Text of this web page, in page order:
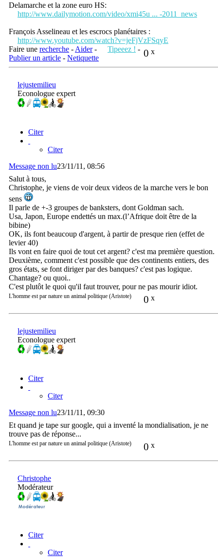
Delamarche et la zone euro HS:
http://www.dailymotion.com/video/xmi45u ... -2011_news
François Asselineau et les escrocs planétaires :
http://www.youtube.com/watch?v=jeFjVzFSqyE
0 x
Faire une recherche - Aider- Tipeeez ! -
Publier un article - Netiquette
lejustemilieu
Econologue expert
Citer
Citer
Message non lu23/11/11, 08:56
Salut à tous,
Christophe, je viens de voir deux videos de la marche vers le bon
sens
Il parle de +-3 groupes de banksters, dont Goldman sach.
Usa, Japon, Europe endettés un max.(l’Afrique doit être de la
bibine)
OK, ils font beaucoup d'argent, à partir de presque rien (effet de
levier 40)
Ils vont en faire quoi de tout cet argent? c'est ma première question.
Deuxième, comment c'est possible que des continents entiers, des
gros états, se font diriger par des banques? c'est pas logique.
Chantage? ou quoi..
C'est plutôt le quoi qu'il faut trouver, pour ne pas mourir idiot.
0 x
L'homme est par nature un animal politique (Aristote)
lejustemilieu
Econologue expert
Citer
Citer
Message non lu23/11/11, 09:30
Et quand je tape sur google, qui a inventé la mondialisation, je ne
trouve pas de réponse...
0 x
L'homme est par nature un animal politique (Aristote)
Christophe
Modérateur
Citer
Citer